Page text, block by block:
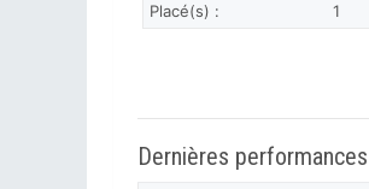
Placé(s) :
1
Dernières